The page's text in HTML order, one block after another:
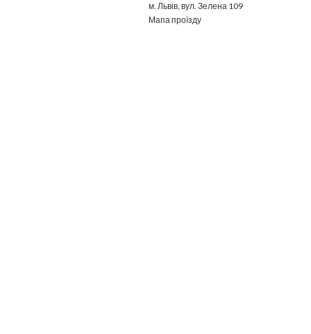
м. Львів, вул. Зелена 109
Мапа проїзду